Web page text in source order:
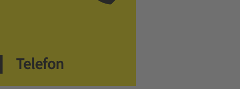
Telefon